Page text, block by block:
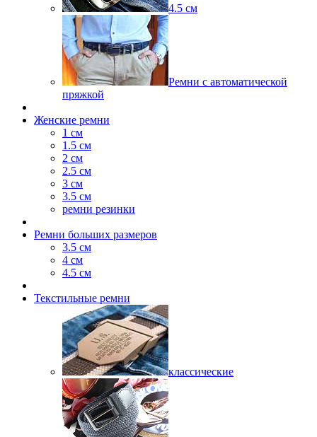
4.5 см
Ремни с автоматической
пряжкой
Женские ремни
1 см
1.5 см
2 см
2.5 см
3 см
3.5 см
ремни резинки
Ремни больших размеров
3.5 см
4 см
4.5 см
Текстильные ремни
классические